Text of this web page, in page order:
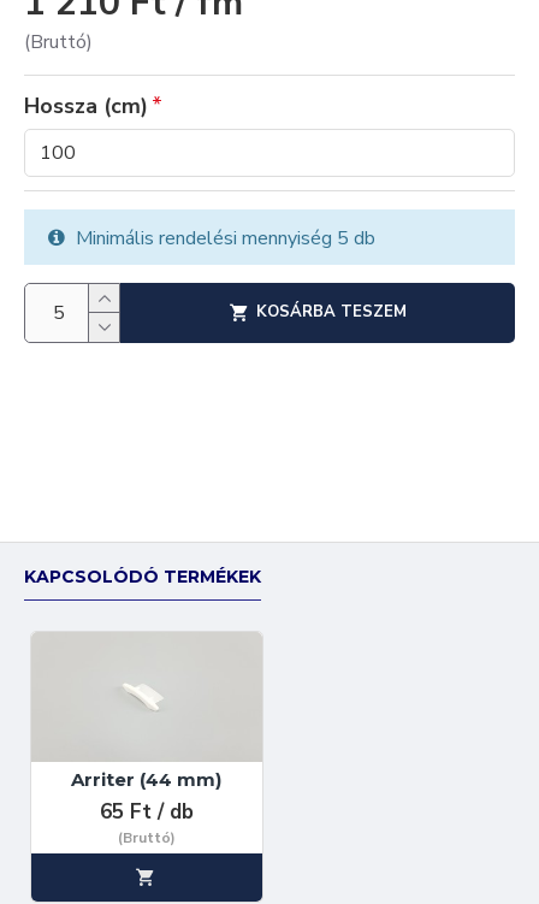
(Bruttó)
Hossza (cm)
KOSÁRBA TESZEM
Minimális rendelési mennyiség 5 db
KAPCSOLÓDÓ TERMÉKEK
Arriter (44 mm)
65 Ft / db
(Bruttó)